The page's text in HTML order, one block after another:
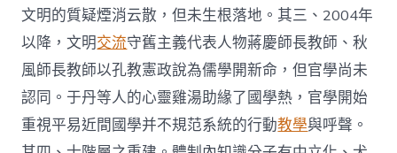
文明的質疑煙消云散，但未生根落地。其三、2004年
以降，文明交流守舊主義代表人物蔣慶師長教師、秋
風師長教師以孔教憲政說為儒學開新命，但官學尚未
認同。于丹等人的心靈雞湯助緣了國學熱，官學開始
重視平易近間國學并不規范系統的行動教學與呼聲。